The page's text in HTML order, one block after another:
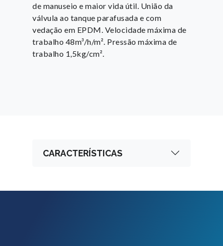
de manuseio e maior vida útil. União da
válvula ao tanque parafusada e com
vedação em EPDM. Velocidade máxima de
trabalho 48m³/h/m². Pressão máxima de
trabalho 1,5kg/cm².
CARACTERÍSTICAS